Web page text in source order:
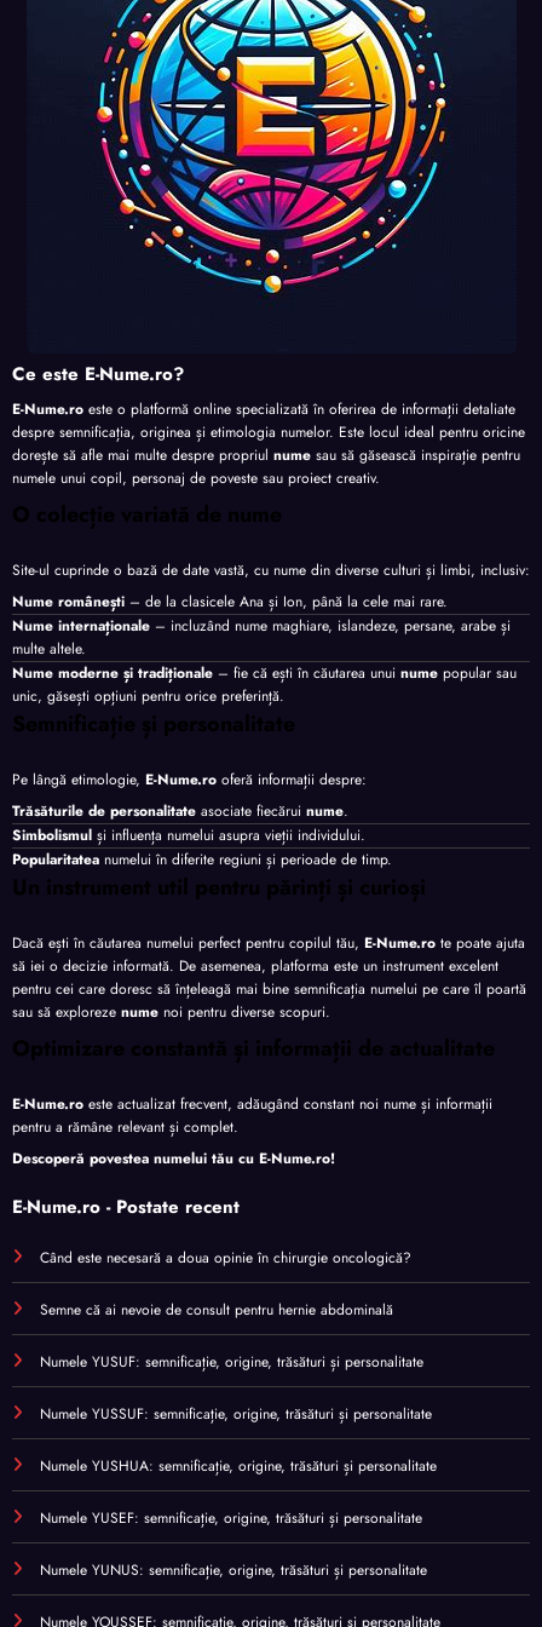
nalita
te
nalita
te
Ce este E-Nume.ro?
E-Nume.ro este o platformă online specializată în oferirea de informații detaliate
despre semnificația, originea și etimologia numelor. Este locul ideal pentru oricine
dorește să afle mai multe despre propriul nume sau să găsească inspirație pentru
numele unui copil, personaj de poveste sau proiect creativ.
O colecție variată de nume
Site-ul cuprinde o bază de date vastă, cu nume din diverse culturi și limbi, inclusiv:
Nume românești – de la clasicele Ana și Ion, până la cele mai rare.
Nume internaționale – incluzând nume maghiare, islandeze, persane, arabe și
multe altele.
Nume moderne și tradiționale – fie că ești în căutarea unui nume popular sau
unic, găsești opțiuni pentru orice preferință.
Semnificație și personalitate
Pe lângă etimologie, E-Nume.ro oferă informații despre:
Trăsăturile de personalitate asociate fiecărui nume.
Simbolismul și influența numelui asupra vieții individului.
Popularitatea numelui în diferite regiuni și perioade de timp.
Un instrument util pentru părinți și curioși
Dacă ești în căutarea numelui perfect pentru copilul tău, E-Nume.ro te poate ajuta
să iei o decizie informată. De asemenea, platforma este un instrument excelent
pentru cei care doresc să înțeleagă mai bine semnificația numelui pe care îl poartă
sau să exploreze nume noi pentru diverse scopuri.
Optimizare constantă și informații de actualitate
E-Nume.ro este actualizat frecvent, adăugând constant noi nume și informații
pentru a rămâne relevant și complet.
Descoperă povestea numelui tău cu E-Nume.ro!
E-Nume.ro - Postate recent
Când este necesară a doua opinie în chirurgie oncologică?
Semne că ai nevoie de consult pentru hernie abdominală
Numele YUSUF: semnificație, origine, trăsături și personalitate
Numele YUSSUF: semnificație, origine, trăsături și personalitate
Numele YUSHUA: semnificație, origine, trăsături și personalitate
Numele YUSEF: semnificație, origine, trăsături și personalitate
Numele YUNUS: semnificație, origine, trăsături și personalitate
Numele YOUSSEF: semnificație, origine, trăsături și personalitate